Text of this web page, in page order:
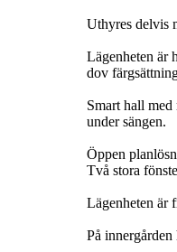
Uthyres delvis
Lägenheten är
dov
Smart hall
under sängen.
Öppen
Två stora
Lägenheten är
På